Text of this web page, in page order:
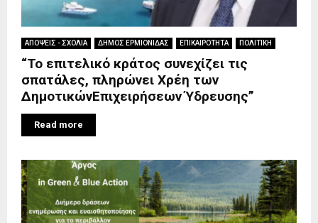
ΑΠΟΨΕΙΣ - ΣΧΟΛΙΑ ΔΗΜΟΣ ΕΡΜΙΟΝΙΔΑΣ ΕΠΙΚΑΙΡΟΤΗΤΑ ΠΟΛΙΤΙΚΗ
“Το επιτελικό κράτος συνεχίζει τις
σπατάλες, πληρώνει Χρέη των
ΔημοτικώνΕπιχειρήσεων Ύδρευσης”
Read more